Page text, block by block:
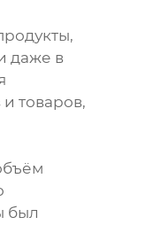
даже в
товаров,
был